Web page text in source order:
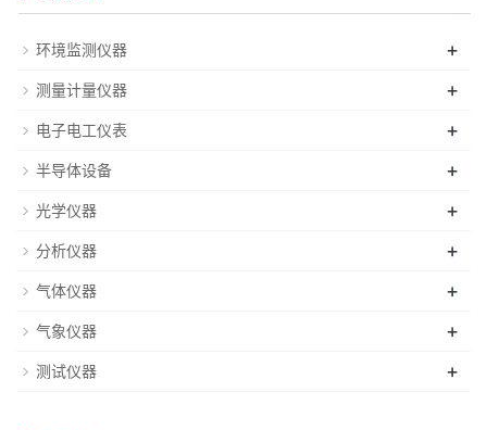
环境监测仪器 +
测量计量仪器 +
电子电工仪表 +
半导体设备 +
光学仪器 +
分析仪器 +
气体仪器 +
气象仪器 +
测试仪器 +